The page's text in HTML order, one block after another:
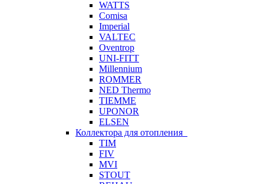
WATTS
Comisa
Imperial
VALTEC
Oventrop
UNI-FITT
Millennium
ROMMER
NED Thermo
TIEMME
UPONOR
ELSEN
Коллектора для отопления
TIM
FIV
MVI
STOUT